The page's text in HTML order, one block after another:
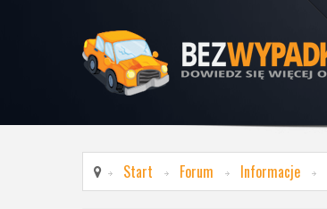
Start Forum Informacje